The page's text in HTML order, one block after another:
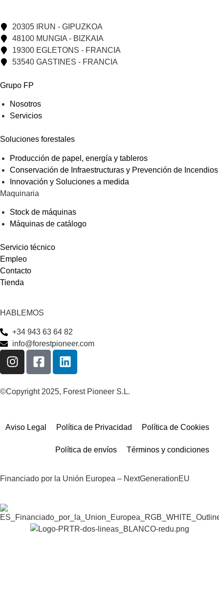
20305 IRUN - GIPUZKOA
48100 MUNGIA - BIZKAIA
19300 EGLETONS - FRANCIA
53540 GASTINES - FRANCIA
Grupo FP
Nosotros
Servicios
Soluciones forestales
Producción de papel, energía y tableros
Conservación de Infraestructuras y Prevención de Incendios
Innovación y Soluciones a medida
Maquinaria
Stock de máquinas
Máquinas de catálogo
Servicio técnico
Empleo
Contacto
Tienda
HABLEMOS
+34 943 63 64 82
info@forestpioneer.com
©Copyright 2025, Forest Pioneer S.L.
Aviso Legal Política de Privacidad Política de Cookies
Política de envíos Términos y condiciones
Financiado por la Unión Europea – NextGenerationEU